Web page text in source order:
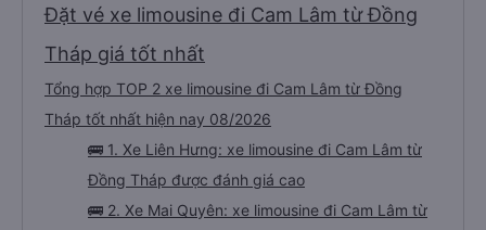
chọn công ty này và đặt chỗ ngồi VIP.
Đặt vé xe limousine đi Cam Lâm từ Đồng
Tháp giá tốt nhất
Tổng hợp TOP 2 xe limousine đi Cam Lâm từ Đồng
Tháp tốt nhất hiện nay 08/2026
🚌 1. Xe Liên Hưng: xe limousine đi Cam Lâm từ
Đồng Tháp được đánh giá cao
🚌 2. Xe Mai Quyên: xe limousine đi Cam Lâm từ